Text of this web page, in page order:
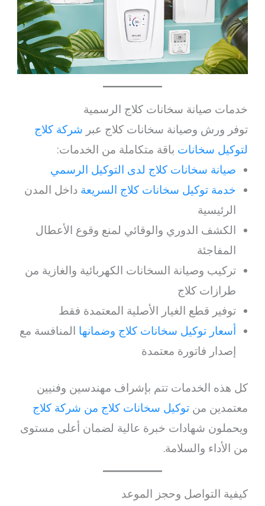
خدمات صيانة سخانات كلاج الرسمية
توفر ورش وصيانة سخانات كلاج عبر شركة كلاج
لتوكيل سخانات باقة متكاملة من الخدمات:
صيانة سخانات كلاج لدى التوكيل الرسمي
خدمة توكيل سخانات كلاج السريعة داخل المدن
الرئيسية
الكشف الدوري والوقائي لمنع وقوع الأعطال
المفاجئة
تركيب وصيانة السخانات الكهربائية والغازية من
طرازات كلاج
توفير قطع الغيار الأصلية المعتمدة فقط
أسعار توكيل سخانات كلاج وضمانها المنافسة مع
إصدار فاتورة معتمدة
كل هذه الخدمات تتم بإشراف مهندسين وفنيين
معتمدين منتوكيل سخانات كلاج من شركة كلاج
ويحملون شهادات خبرة عالية لضمان أعلى مستوى
من الأداء والسلامة.
كيفية التواصل وحجز الموعد